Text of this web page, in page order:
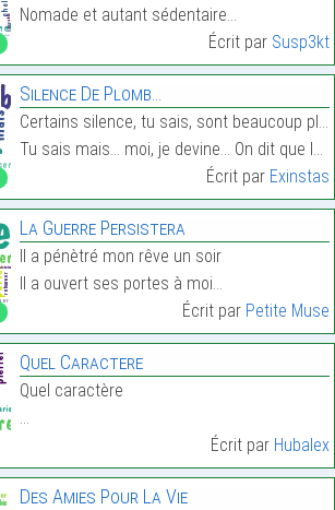
Nomade et autant sédentaire…
Écrit par Susp3kt
Silence De Plomb…
Certains silence, tu sais, sont beaucoup plus pesa
Tu sais mais… moi, je devine… On dit que le silenc…
Écrit par Exinstas
La Guerre Persistera
Il a pénètré mon rêve un soir
Il a ouvert ses portes à moi…
Écrit par Petite Muse
Quel Caractere
Quel caractère
…
Écrit par Hubalex
Des Amies Pour La Vie